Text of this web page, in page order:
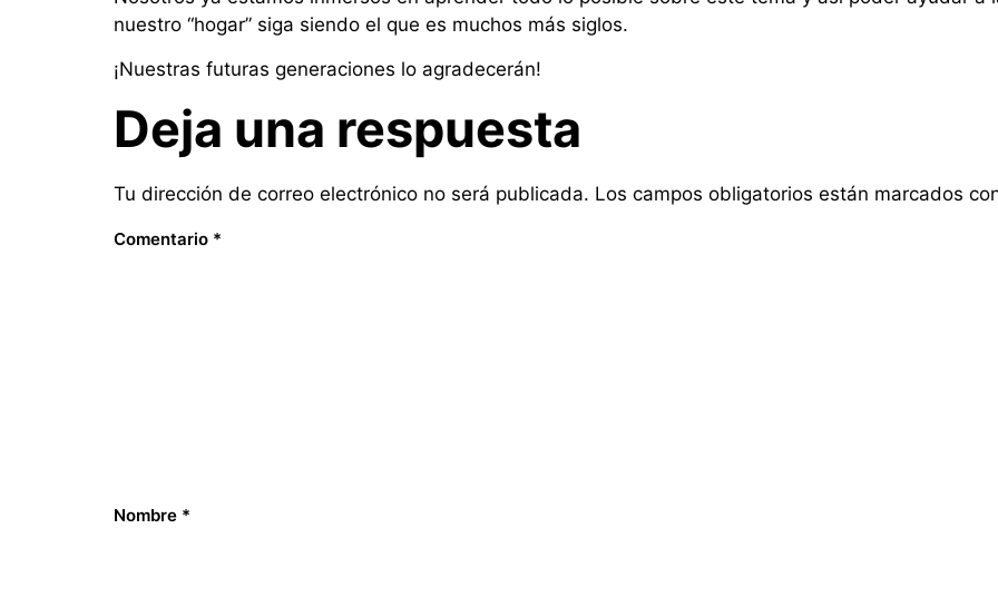
nuestro “hogar” siga siendo el que es muchos más siglos.
¡Nuestras futuras generaciones lo agradecerán!
Deja una respuesta
Tu dirección de correo electrónico no será publicada. Los campos obligatorios están marcados
Comentario *
Nombre *